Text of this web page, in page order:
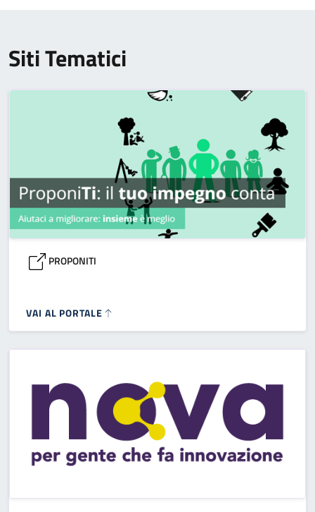
Siti Tematici
PROPONITI
VAI AL PORTALE